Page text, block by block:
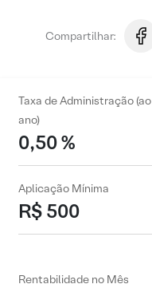
Compartilhar:
Taxa de Administração (ao
ano)
0,50 %
Aplicação Mínima
R$ 500
Rentabilidade no Mês